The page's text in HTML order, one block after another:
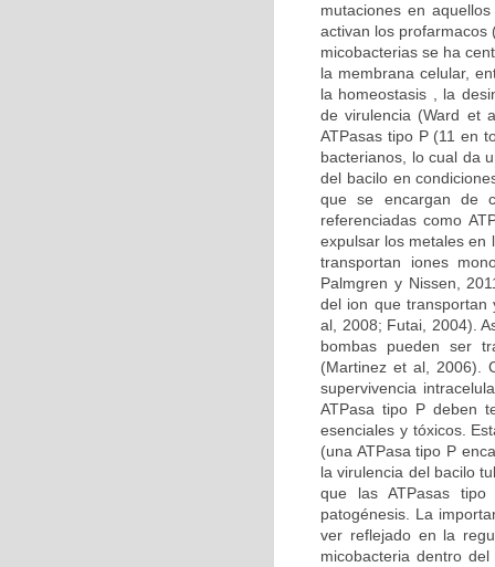
mutaciones en
activan los profarmacos
micobacterias se ha
la membrana celular,
la homeostasis , la
de virulencia (Ward et
ATPasas tipo P (11 en
bacterianos, lo cual da
del bacilo en
que se encargan de
referenciadas como
expulsar los metales en
transportan iones
Palmgren y Nissen,
del ion que transportan
al, 2008; Futai, 2004).
bombas pueden ser
(Martinez et al, 2006).
supervivencia
ATPasa tipo P deben
esenciales y tóxicos.
(una ATPasa tipo P
la virulencia del bacilo
que las ATPasas
patogénesis. La
ver reflejado en la
micobacteria dentro